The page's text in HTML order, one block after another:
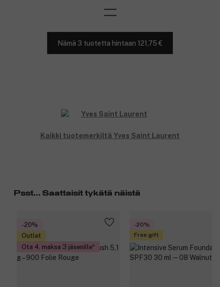
Nämä 3 tuotetta hintaan 121,75 €
Kaikki tuotemerkiltä Yves Saint Laurent
Psst... Saattaisit tykätä näistä
-20%
Outlet
Ota 4, maksa 3 jäsenille
-20%
Free gift